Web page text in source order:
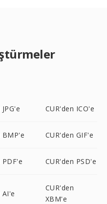
CUR'den ICO'e
BMP'e CUR'den GIF'e
PDF'e CUR'den PSD'e
AI'e
CUR'den
XBM'e